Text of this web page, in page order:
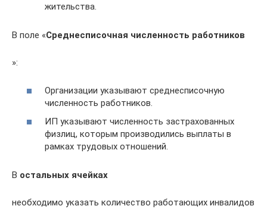
жительства.
В поле «Среднесписочная численность работников
»:
Организации указывают среднесписочную
численность работников.
ИП указывают численность застрахованных
физлиц, которым производились выплаты в
рамках трудовых отношений.
В остальных ячейках
необходимо указать количество работающих инвалидов